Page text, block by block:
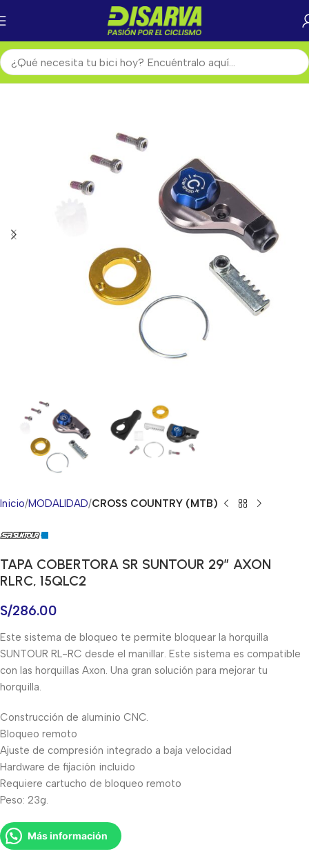
Inicio MODALIDAD CROSS COUNTRY (MTB)
TAPA COBERTORA SR SUNTOUR 29″ AXON
RLRC, 15QLC2
S/286.00
Este sistema de bloqueo te permite bloquear la horquilla
SUNTOUR RL-RC desde el manillar. Este sistema es compatible
con las horquillas Axon. Una gran solución para mejorar tu
horquilla.
Construcción de aluminio CNC.
Bloqueo remoto
Ajuste de compresión integrado a baja velocidad
Hardware de fijación incluido
Requiere cartucho de bloqueo remoto
Peso: 23g.
Más información